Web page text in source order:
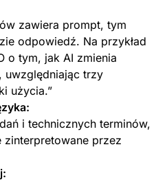
zawiera prompt, tym
odpowiedź. Na przykład
o tym, jak AI zmienia
uwzględniając trzy
użycia.”
i technicznych terminów,
przez